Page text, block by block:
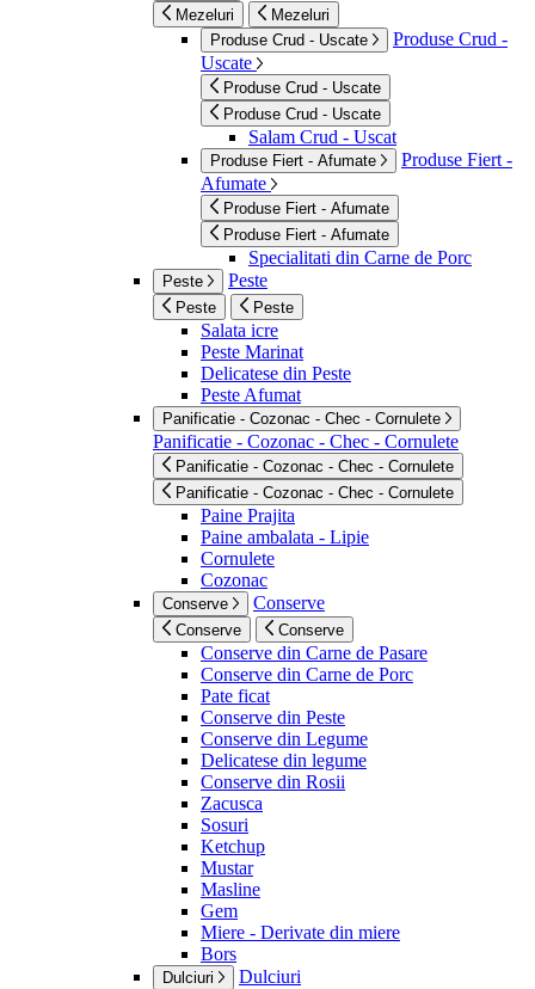
Mezeluri
Mezeluri
Produse Crud - Uscate
Produse Crud -
Uscate
Produse Crud - Uscate
Produse Crud - Uscate
Salam Crud - Uscat
Produse Fiert - Afumate
Produse Fiert -
Afumate
Produse Fiert - Afumate
Produse Fiert - Afumate
Specialitati din Carne de Porc
Peste Peste
Peste Peste
Salata icre
Peste Marinat
Delicatese din Peste
Peste Afumat
Panificatie - Cozonac - Chec - Cornulete
Panificatie - Cozonac - Chec - Cornulete
Panificatie - Cozonac - Chec - Cornulete
Panificatie - Cozonac - Chec - Cornulete
Paine Prajita
Paine ambalata - Lipie
Cornulete
Cozonac
Conserve Conserve
Conserve Conserve
Conserve din Carne de Pasare
Conserve din Carne de Porc
Pate ficat
Conserve din Peste
Conserve din Legume
Delicatese din legume
Conserve din Rosii
Zacusca
Sosuri
Ketchup
Mustar
Masline
Gem
Miere - Derivate din miere
Bors
Dulciuri Dulciuri